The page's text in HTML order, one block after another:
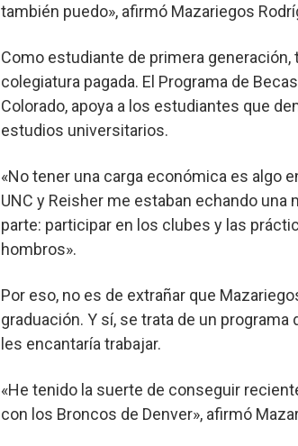
también puedo», afirmó Mazariegos
Como estudiante de primera
colegiatura pagada. El Programa de
Colorado, apoya a los estudiantes que
estudios universitarios.
«No tener una carga económica es algo
UNC y Reisher me estaban echando una
parte: participar en los clubes y las
hombros».
Por eso, no es de extrañar que
graduación. Y sí, se trata de un
les encantaría trabajar.
«He tenido la suerte de conseguir
con los Broncos de Denver», afirmó